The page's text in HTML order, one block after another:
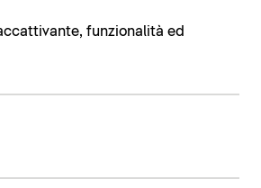
funzionalità ed